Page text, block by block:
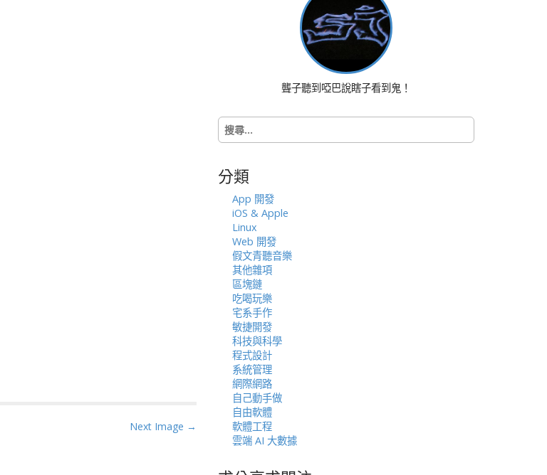
Next Image →
聾子聽到啞巴說瞎子看到鬼！
搜
尋
字:
分類
App 開發
iOS & Apple
Linux
Web 開發
假文青聽音樂
其他雜項
區塊鏈
吃喝玩樂
宅系手作
敏捷開發
科技與科學
程式設計
系統管理
網際網路
自己動手做
自由軟體
軟體工程
雲端 AI 大數據